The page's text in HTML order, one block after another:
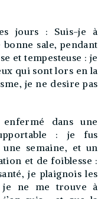
jours : Suis-je à
sale, pendant
et tempesteuse : je
qui sont lors en la
je ne desire pas
enfermé dans une
: je fus
semaine, et un
et de foiblesse :
je plaignois les
je ne me trouve à